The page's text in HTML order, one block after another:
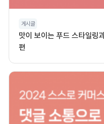
게시글
맛이 보이는 푸드 스타일링
편